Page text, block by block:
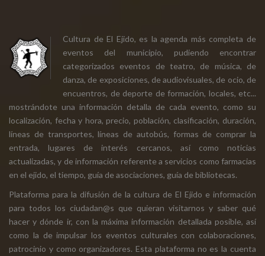
Cultura de El Ejido, es la agenda más completa de
eventos del municipio, pudiendo encontrar
categorizados eventos de teatro, de música, de
danza, de exposiciones, de audiovisuales, de ocio, de
encuentros, de deporte de formación, locales, etc...
mostrándote una información detalla de cada evento, como su
localización, fecha y hora, precio, población, clasificación, duración,
líneas de transportes, líneas de autobús, formas de comprar la
entrada, lugares de interés cercanos, así como noticias
actualizadas, y de información referente a servicios como farmacias
en el ejido, el tiempo, guía de asociaciones, guía de bibliotecas.
Plataforma para la difusión de la cultura de El Ejido e información
para todos los ciudadan@s que quieran visitarnos y saber qué
hacer y dónde ir, con la máxima información detallada posible, así
como la de impulsar los eventos culturales con colaboraciones,
patrocinio y como organizadores. Esta plataforma no es la cuenta